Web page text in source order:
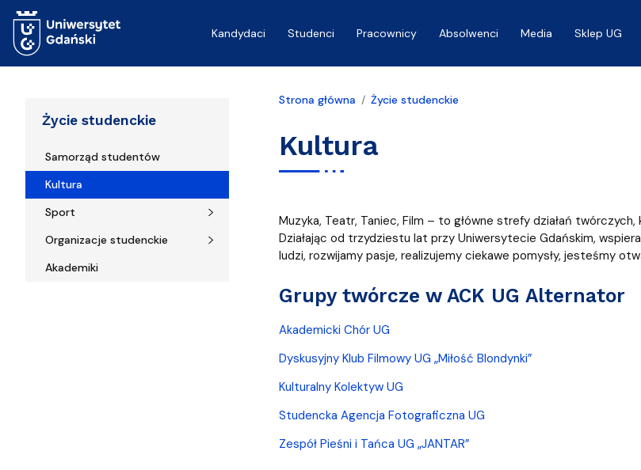
Kandydaci
Studenci Pracownicy Absolwenci Media Sklep UG
Życie studenckie
Samorząd studentów
Kultura
Sport
Organizacje studenckie
Akademiki
Strona główna Życie studenckie
Kultura
Muzyka, Teatr, Taniec, Film – to główne strefy działań
Działając od trzydziestu lat przy Uniwersytecie Gdańskim,
ludzi, rozwijamy pasje, realizujemy ciekawe pomysły, jesteśmy
Grupy twórcze w ACK UG Alternator
Akademicki Chór UG
Dyskusyjny Klub Filmowy UG „Miłość Blondynki”
Kulturalny Kolektyw UG
Studencka Agencja Fotograficzna UG
Zespół Pieśni i Tańca UG „JANTAR”